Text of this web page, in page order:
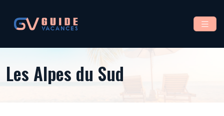
Les Alpes du Sud